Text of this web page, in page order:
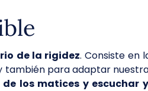
de la rigidez. Consiste en
para adaptar
los matices y escuchar